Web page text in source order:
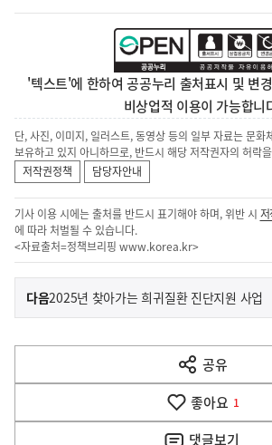
'텍스트'에 한하여 공공누리 출처표시 및 변
비상업적 이용이 가능합니
단, 사진, 이미지, 일러스트, 동영상 등의 일부 자료는 문화
보유하고 있지 아니하므로, 반드시 해당 저작권자의 허락
저작권정책
담당자안내
기사 이용 시에는 출처를 반드시 표기해야 하며, 위반 시
에 따라 처벌될 수 있습니다.
<자료출처=정책브리핑 www.korea.kr>
이
전
다
음
다음기
사
2025년 찾아가는 희귀질환 진단지원 사업
공유
열
기
좋아요 1
댓글보기